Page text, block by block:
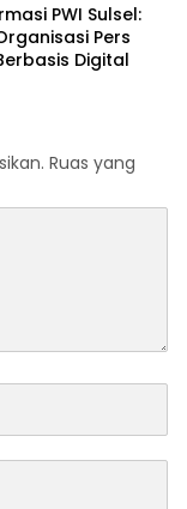
PWI Sulsel:
Pers
Digital
Ruas yang